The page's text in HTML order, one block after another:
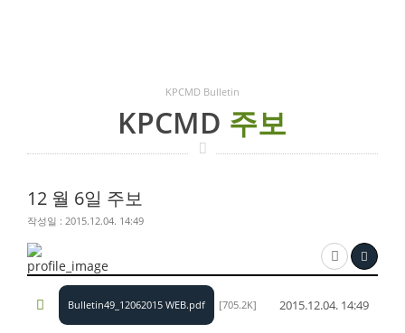
KPCMD Bulletin
KPCMD 주보
12 월 6일 주보
작성일 : 2015.12.04. 14:49
Bulletin49_12062015 WEB.pdf [705.2K] 2015.12.04. 14:49